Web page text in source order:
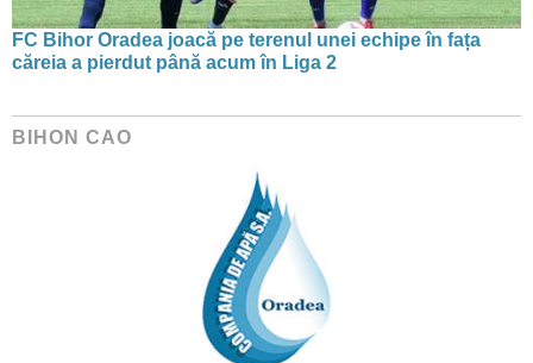
FC Bihor Oradea joacă pe terenul unei echipe în fața
căreia a pierdut până acum în Liga 2
BIHON CAO